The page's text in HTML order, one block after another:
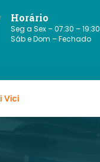
Horário
Seg a Sex – 07:30 – 19:30
Sáb e Dom – Fechado
Vici